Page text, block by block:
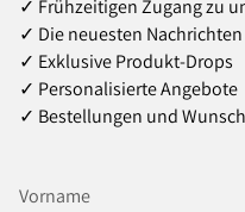
✓ Frühzeitigen Zugang zu
✓ Die neuesten Nachrichten
✓ Exklusive Produkt‑Drops
✓ Personalisierte Angebote
✓ Bestellungen und